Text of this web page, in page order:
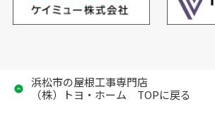
浜松市の屋根工事専門店
（株）トヨ・ホーム TOPに戻る